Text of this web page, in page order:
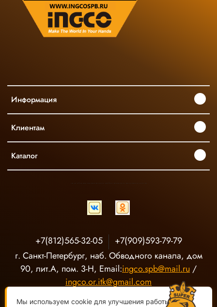
Информация
Клиентам
Каталог
+7(812)565-32-05
+7(909)593-79-79
г. Санкт-Петербург, наб. Обводного канала, дом
90, лит.А, пом. 3-Н, Email:ingco.spb@mail.ru /
ingco.or.itk@gmail.com
Мы используем cookie для улучшения работы сайта.